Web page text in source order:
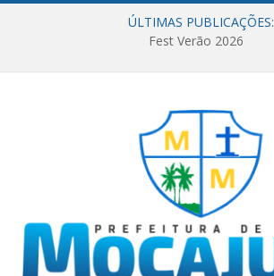
ÚLTIMAS PUBLICAÇÕES:
Fest Verão 2026